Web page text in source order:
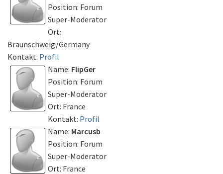
Position: Forum
Super-Moderator
Ort:
Braunschweig/Germany
Kontakt: Profil
Name: FlipGer
Position: Forum
Super-Moderator
Ort: France
Kontakt: Profil
Name: Marcusb
Position: Forum
Super-Moderator
Ort: France